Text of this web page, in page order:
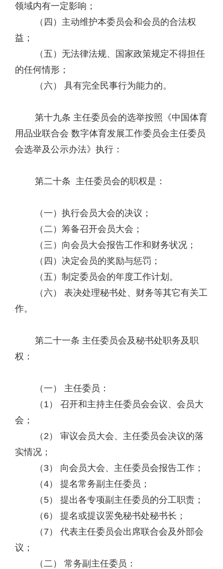
领域内有一定影响；
（四）主动维护本委员会和会员的合法权
益；
（五）无法律法规、国家政策规定不得担任
的任何情形；
（六） 具有完全民事行为能力的。
第十九条 主任委员会的选举按照《中国体育
用品业联合会 数字体育发展工作委员会主任委员
会选举及公示办法》执行：
第二十条 主任委员会的职权是：
（一）执行会员大会的决议；
（二）筹备召开会员大会；
（三）向会员大会报告工作和财务状况；
（四）决定会员的奖励与惩罚；
（五）制定委员会的年度工作计划。
（六） 表决处理秘书处、财务等其它有关工
作。
第二十一条 主任委员会及秘书处职务及职
权：
（一） 主任委员：
（1） 召开和主持主任委员会会议、会员大
会；
（2） 审议会员大会、主任委员会决议的落
实情况；
（3） 向会员大会、主任委员会报告工作；
（4） 提名常务副主任委员；
（5） 提出各专项副主任委员的分工职责；
（6） 提名或提议罢免秘书处秘书长；
（7） 代表主任委员会出席联合会及外部会
议；
（二） 常务副主任委员：